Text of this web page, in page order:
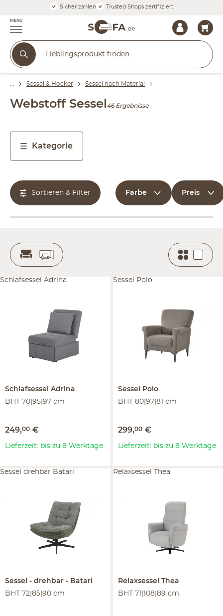
Sicher zahlen Trusted Shops zertifiziert
MENÜ
Sessel & Hocker Sessel nach Material
Webstoff Sessel 46 Ergebnisse
Kategorie
Sortieren & Filter Farbe Preis
Schlafsessel Adrina
BHT 70|95|97 cm
249,00 €
Schlafsessel Adrina
Lieferzeit: bis zu 8 Werktage
Sessel
Polo
BHT 80|97|81 cm
299,00 €
Sessel Polo
Lieferzeit: bis zu 8 Werktage
Sessel drehbar
Batari
BHT 72|85|90 cm
Sessel drehbar Batari
Relaxsessel Thea
BHT 71|108|89 cm
Relaxsessel Thea